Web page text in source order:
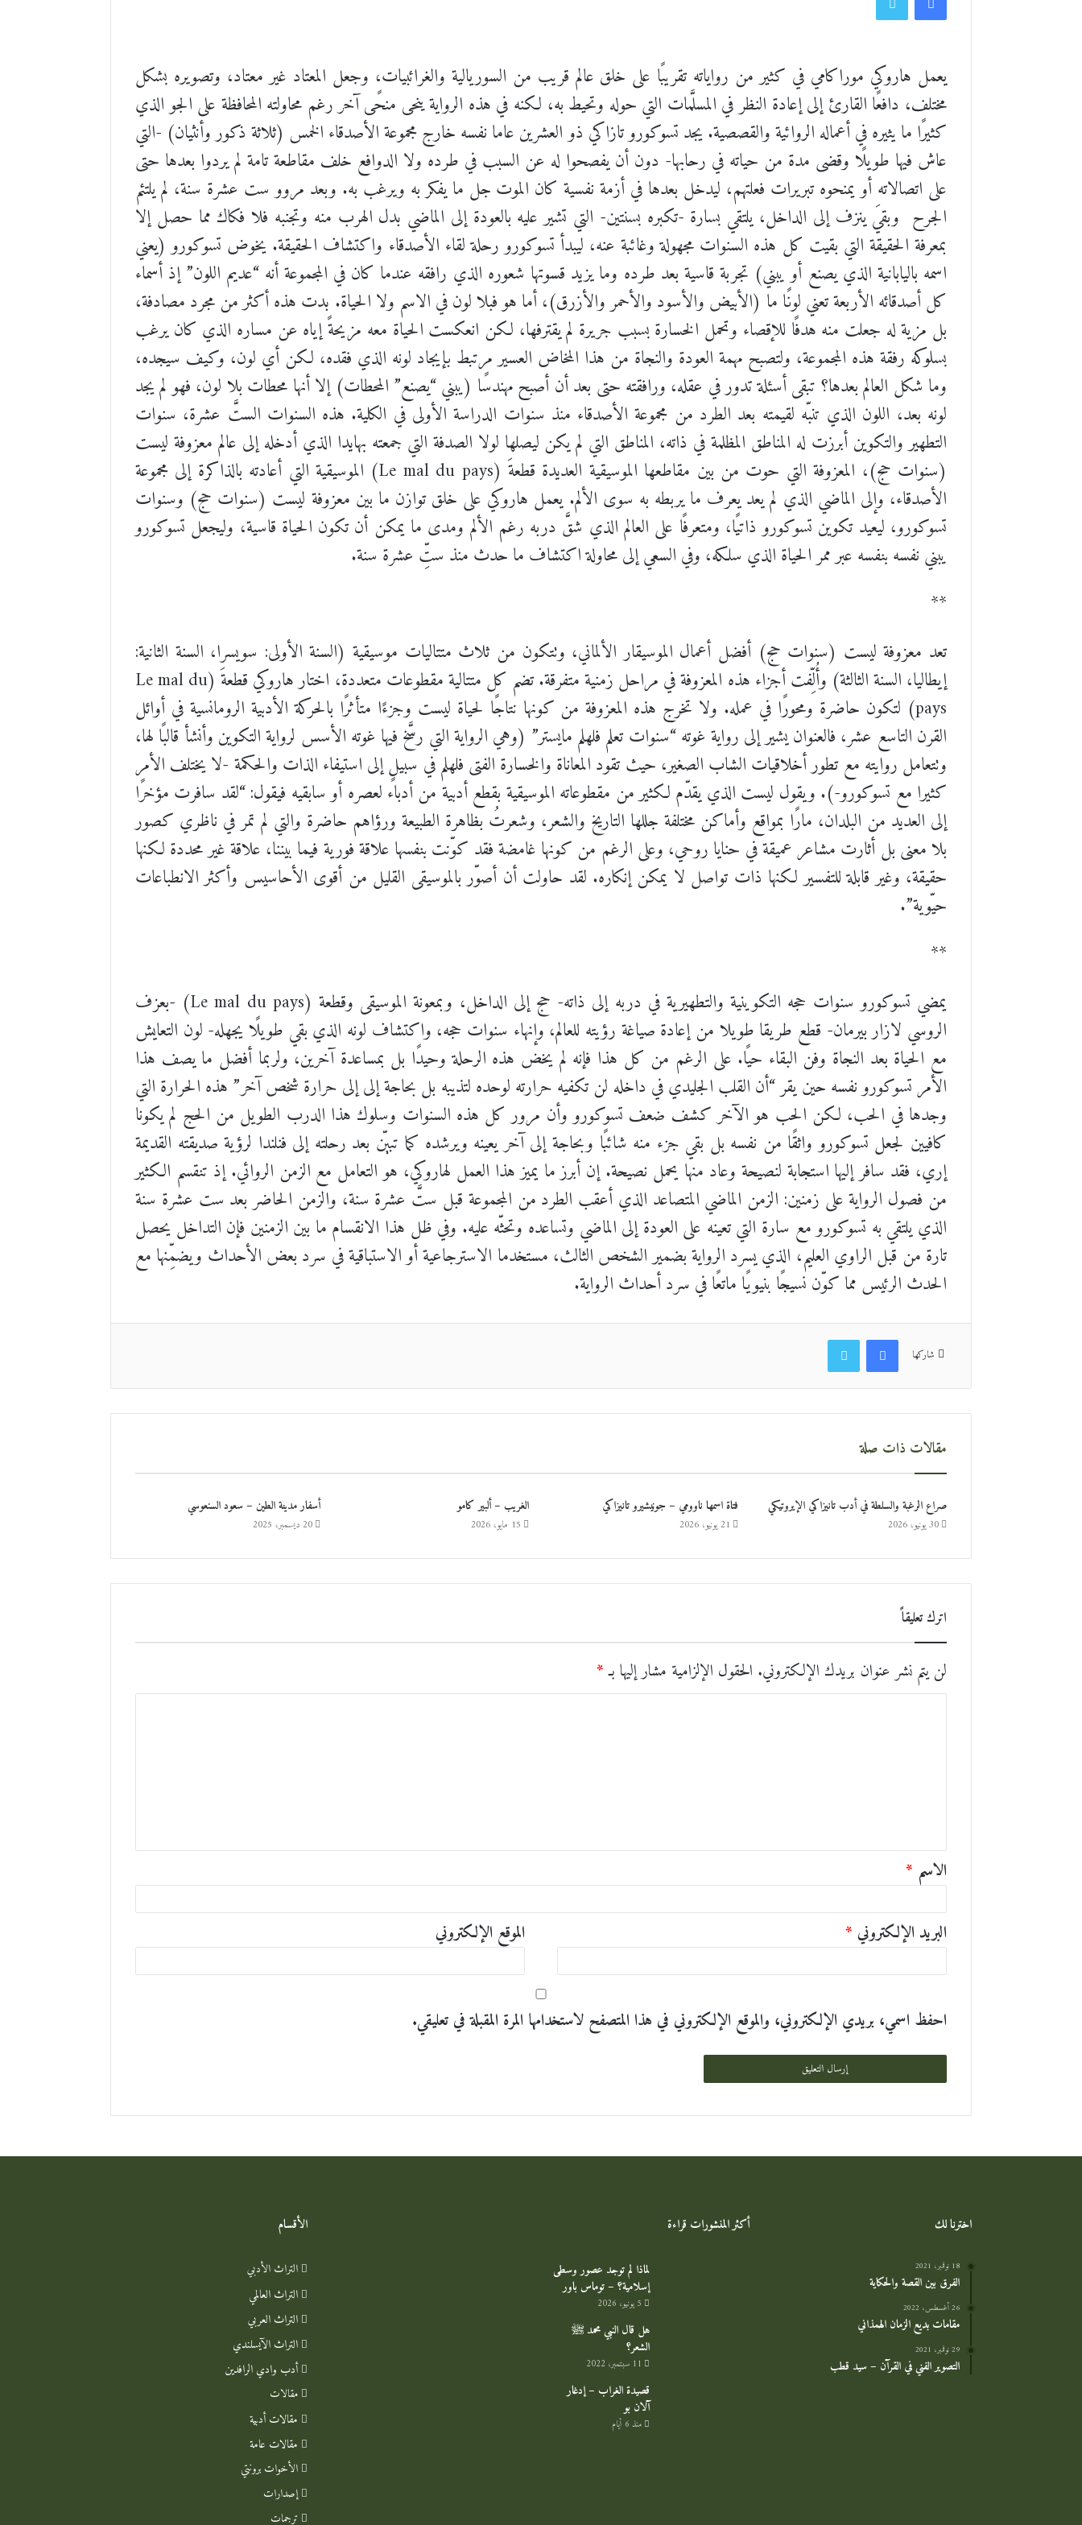
يعمل هاروكي موراكامي في كثير من رواياته تقريبًا على خلق عالم قريب من السوريالية والغرائبيات، وجعل المعتاد غير معتاد، وتصويره بشكل
مختلف، دافعًا القارئ إلى إعادة النظر في المسلَّمات التي حوله وتحيط به، لكنه في هذه الرواية ينحى منحًى آخر رغم محاولته المحافظة على الجو الذي
كثيرًا ما يثيره في أعماله الروائية والقصصية. يجد تسوكورو تازاكي ذو العشرين عاما نفسه خارج مجموعة الأصدقاء الخمس (ثلاثة ذكور وأنثيان) -التي
عاش فيها طويلًا وقضى مدة من حياته في رحابها- دون أن يفصحوا له عن السبب في طرده ولا الدوافع خلف مقاطعة تامة لم يردوا بعدها حتى
على اتصالاته أو يمنحوه تبريرات فعلتهم، ليدخل بعدها في أزمة نفسية كان الموت جل ما يفكر به ويرغب به. وبعد مروو ست عشرة سنة، لم يلتئم
الجرح وبقيَ ينزف إلى الداخل، يلتقي بسارة -تكبره بسنتين- التي تشير عليه بالعودة إلى الماضي بدل الهرب منه وتجنبه فلا فكاك مما حصل إلا
بمعرفة الحقيقة التي بقيت كل هذه السنوات مجهولة وغائبة عنه، ليبدأ تسوكورو رحلة لقاء الأصدقاء واكتشاف الحقيقة. يخوض تسوكورو (يعني
اسمه باليابانية الذي يصنع أو يبني) تجربة قاسية بعد طرده وما يزيد قسوتها شعوره الذي رافقه عندما كان في المجموعة أنه “عديم اللون” إذ أسماء
كل أصدقائه الأربعة تعني لونًا ما (الأبيض والأسود والأحمر والأزرق)، أما هو فبلا لون في الاسم ولا الحياة. بدت هذه أكثر من مجرد مصادفة،
بل مزية له جعلت منه هدفًا للإقصاء وتحمل الخسارة بسبب جريرة لم يقترفها، لكن انعكست الحياة معه مزيحةً إياه عن مساره الذي كان يرغب
بسلوكه رفقة هذه المجموعة، ولتصبح مهمة العودة والنجاة من هذا المخاض العسير مرتبط بإيجاد لونه الذي فقده، لكن أي لون، وكيف سيجده،
وما شكل العالم بعدها؟ تبقى أسئلة تدور في عقله، ورافقته حتى بعد أن أصبح مهندسًا (يبني “يصنع” المحطات) إلا أنها محطات بلا لون، فهو لم يجد
لونه بعد، اللون الذي تنبّه لقيمته بعد الطرد من مجموعة الأصدقاء منذ سنوات الدراسة الأولى في الكلية. هذه السنوات الستَّ عشرة، سنوات
التطهير والتكوين أبرزت له المناطق المظلمة في ذاته، المناطق التي لم يكن ليصلها لولا الصدفة التي جمعته بهايدا الذي أدخله إلى عالم معزوفة ليست
(سنوات حج)، المعزوفة التي حوت من بين مقاطعها الموسيقية العديدة قطعةَ (Le mal du pays) الموسيقية التي أعادته بالذاكرة إلى مجموعة
الأصدقاء، وإلى الماضي الذي لم يعد يعرف ما يربطه به سوى الألم. يعمل هاروكي على خلق توازن ما بين معزوفة ليست (سنوات حج) وسنوات
تسوكورو، ليعيد تكوين تسوكورو ذاتيًا، ومتعرفًا على العالم الذي شقَّ دربه رغم الألم ومدى ما يمكن أن تكون الحياة قاسية، وليجعل تسوكورو
يبني نفسه بنفسه عبر ممر الحياة الذي سلكه، وفي السعي إلى محاولة اكتشاف ما حدث منذ ستِّ عشرة سنة.
**
تعد معزوفة ليست (سنوات حج) أفضل أعمال الموسيقار الألماني، وتتكون من ثلاث متتاليات موسيقية (السنة الأولى: سويسرا، السنة الثانية:
إيطاليا، السنة الثالثة) وأُلِّفت أجزاء هذه المعزوفة في مراحل زمنية متفرقة. تضم كل متتالية مقطوعات متعددة، اختار هاروكي قطعةَ (Le mal du
pays) لتكون حاضرة ومحورًا في عمله. ولا تخرج هذه المعزوفة من كونها نتاجًا لحياة ليست وجزءًا متأثرًا بالحركة الأدبية الرومانسية في أوائل
القرن التاسع عشر، فالعنوان يشير إلى رواية غوته “سنوات تعلم فلهلم مايستر” (وهي الرواية التي رسَّخ فيها غوته الأسس لرواية التكوين وأنشأ قالبًا لها،
وتتعامل روايته مع تطور أخلاقيات الشاب الصغير، حيث تقود المعاناة والخسارة الفتى فلهلم في سبيلٍ إلى استيفاء الذات والحكمة -لا يختلف الأمر
كثيرا مع تسوكورو-). ويقول ليست الذي يقدّم لكثير من مقطوعاته الموسيقية بقطع أدبية من أدباء لعصره أو سابقيه فيقول: “لقد سافرت مؤخرًا
إلى العديد من البلدان، مارًا بمواقع وأماكن مختلفة جللها التاريخ والشعر، وشعرتُ بظاهرة الطبيعة ورؤاهم حاضرة والتي لم تمر في ناظري كصور
بلا معنى بل أثارت مشاعر عميقة في حنايا روحي، وعلى الرغم من كونها غامضة فقد كوّنت بنفسها علاقة فورية فيما بيننا، علاقة غير محددة لكنها
حقيقة، وغير قابلة للتفسير لكنها ذات تواصل لا يمكن إنكاره. لقد حاولت أن أصوّر بالموسيقى القليل من أقوى الأحاسيس وأكثر الانطباعات
حيّوية”.
**
يمضي تسوكورو سنوات حجه التكوينية والتطهيرية في دربه إلى ذاته- حج إلى الداخل، وبمعونة الموسيقى وقطعة (Le mal du pays) -بعزف
الروسي لازار بيرمان- قطع طريقا طويلا من إعادة صياغة رؤيته للعالم، وإنهاء سنوات حجه، واكتشاف لونه الذي بقي طويلًا يجهله- لون التعايش
مع الحياة بعد النجاة وفن البقاء حيًا. على الرغم من كل هذا فإنه لم يخض هذه الرحلة وحيدًا بل بمساعدة آخرين، ولربما أفضل ما يصف هذا
الأمر تسوكورو نفسه حين يقر “أن القلب الجليدي في داخله لن تكفيه حرارته لوحده لتذيبه بل بحاجة إلى إلى حرارة شخص آخر” هذه الحرارة التي
وجدها في الحب، لكن الحب هو الآخر كشف ضعف تسوكورو وأن مرور كل هذه السنوات وسلوك هذا الدرب الطويل من الحج لم يكونا
كافيين لجعل تسوكورو واثقًا من نفسه بل بقي جزء منه شائبًا وبحاجة إلى آخر يعينه ويرشده كما تبيّن بعد رحلته إلى فنلندا لرؤية صديقته القديمة
إري، فقد سافر إليها استجابة لنصيحة وعاد منها يحمل نصيحة. إن أبرز ما يميز هذا العمل لهاروكي، هو التعامل مع الزمن الروائي. إذ تنقسم الكثير
من فصول الرواية على زمنين: الزمن الماضي المتصاعد الذي أعقب الطرد من المجموعة قبل ستَّ عشرة سنة، والزمن الحاضر بعد ست عشرة سنة
الذي يلتقي به تسوكورو مع سارة التي تعينه على العودة إلى الماضي وتساعده وتحثّه عليه. وفي ظل هذا الانقسام ما بين الزمنين فإن التداخل يحصل
تارة من قبل الراوي العليم، الذي يسرد الرواية بضمير الشخص الثالث، مستخدما الاسترجاعية أو الاستباقية في سرد بعض الأحداث ويضمِّنها مع
الحدث الرئيس مما كوّن نسيجًا بنيويًا ماتعًا في سرد أحداث الرواية.
شاركها
فيسبوك تويتر
مقالات ذات صلة
صراع الرغبة والسلطة في أدب تانيزاكي الإيروتيكي
30 يونيو، 2026
فتاة اسمها ناوومي – جونيشيرو تانيزاكي
21 يونيو، 2026
الغريب – ألبير كامو
15 مايو، 2026
أسفار مدينة الطين – سعود السنعوسي
20 ديسمبر، 2025
اترك تعليقاً
لن يتم نشر عنوان بريدك الإلكتروني. الحقول الإلزامية مشار إليها بـ*
ق
*
الاسم *
البريد الإلكتروني * الموقع الإلكتروني
احفظ اسمي، بريدي الإلكتروني، والموقع الإلكتروني في هذا المتصفح لاستخدامها المرة المقبلة في تعليقي.
اخترنا لك
18 نوفمبر، 2021
الفرق بين القصة والحكاية
26 أغسطس، 2022
مقامات بديع الزمان الهمذاني
29 نوفمبر، 2021
التصوير الفني في القرآن – سيد قطب
أكثر المنشورات قراءة
لماذا لم توجد عصور وسطى
إسلامية؟ – توماس باور
5 يونيو، 2026
هل قال النبي محمد ﷺ
الشعر؟
11 سبتمبر، 2022
قصيدة الغراب – إدغار
آلان بو
منذ 6 أيام
الأقسام
التراث الأدبي
التراث العالمي
التراث العربي
التراث الآيسلندي
أدب وادي الرافدين
مقالات
مقالات أدبية
مقالات عامة
الأخوات برونتي
إصدارات
ترجمات